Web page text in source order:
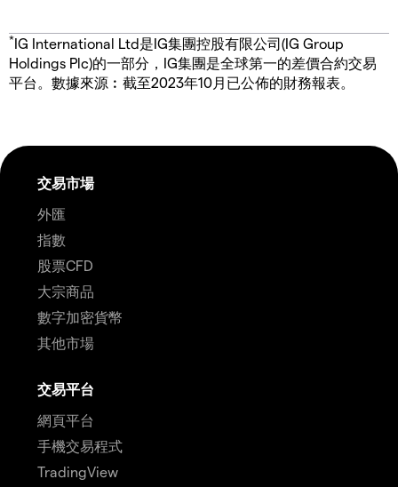
*IG International Ltd是IG集團控股有限公司(IG Group
Holdings Plc)的一部分，IG集團是全球第一的差價合約交易
平台。數據來源︰截至2023年10月已公佈的財務報表。
交易市場
外匯
指數
股票CFD
大宗商品
數字加密貨幣
其他市場
交易平台
網頁平台
手機交易程式
TradingView